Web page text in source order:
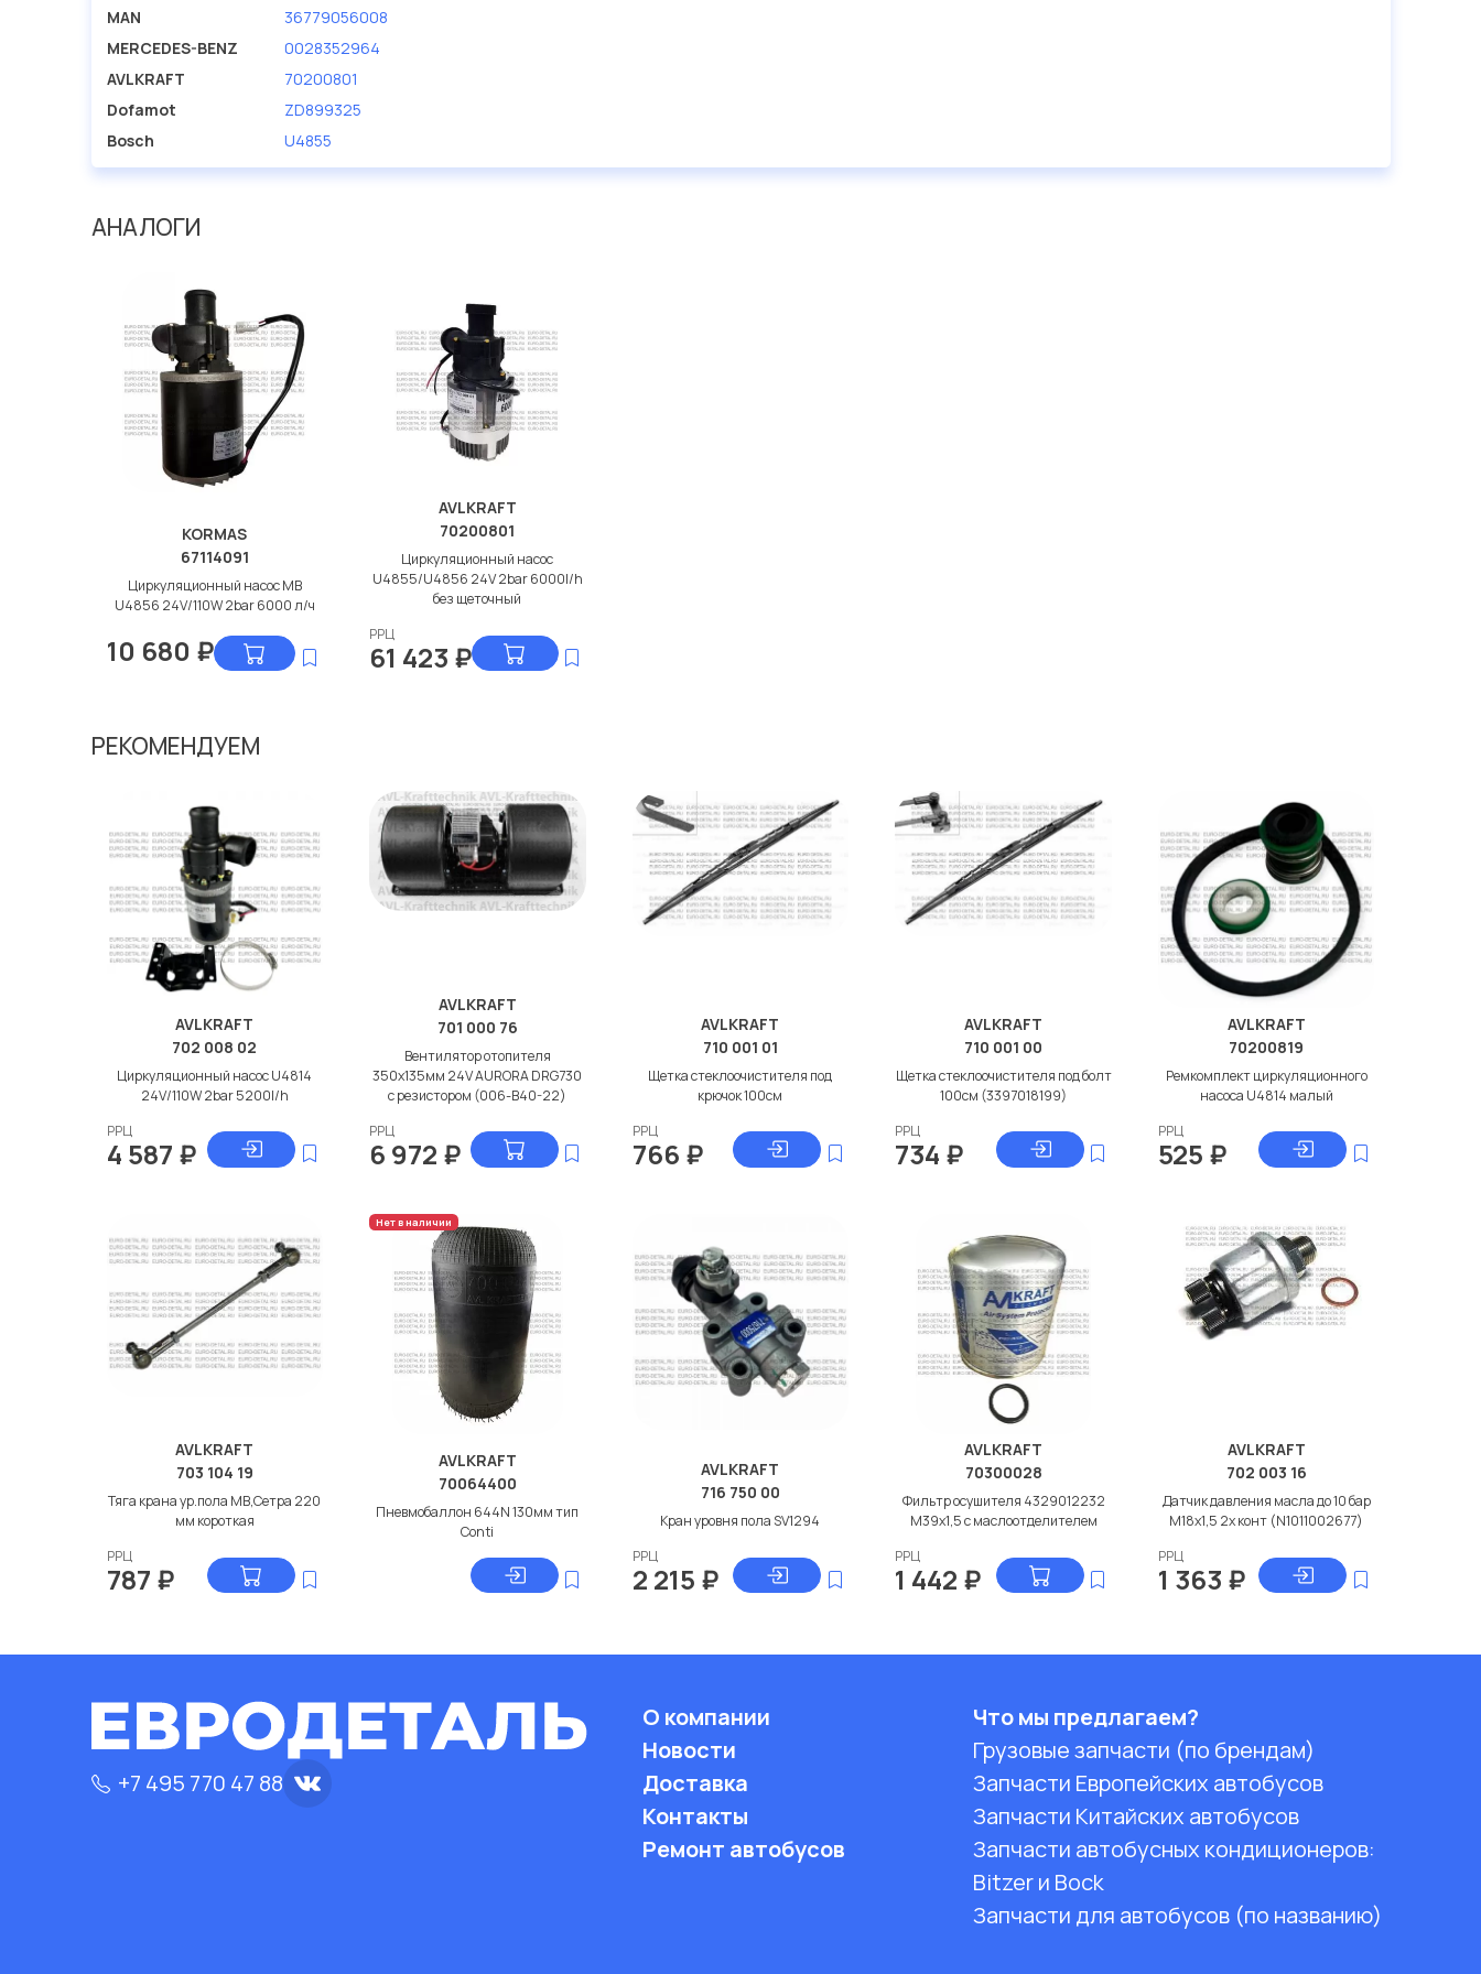
производителя AVLKRAFT.
MAN
36779056008
MERCEDES-BENZ
0028352964
AVLKRAFT
70200801
Dofamot
ZD899325
Bosch
U4855
АНАЛОГИ
KORMAS
67114091
Циркуляционный насос МВ
U4856 24V/110W 2bar 6000 л/ч
10 680 ₽
AVLKRAFT
70200801
Циркуляционный насос
U4855/U4856 24V 2bar 6000l/h
без щеточный
РРЦ
61 423 ₽
РЕКОМЕНДУЕМ
AVLKRAFT
702 008 02
Циркуляционный насос U4814
24V/110W 2bar 5200l/h
РРЦ
4 587 ₽
AVLKRAFT
701 000 76
Вентилятор отопителя
350x135мм 24V AURORA DRG730
с резистором (006-B40-22)
РРЦ
6 972 ₽
AVLKRAFT
710 001 01
Щетка стеклоочистителя под
крючок 100см
РРЦ
766 ₽
AVLKRAFT
710 001 00
Щетка стеклоочистителя под болт
100см (3397018199)
РРЦ
734 ₽
AVLKRAFT
70200819
Ремкомплект циркуляционного
насоса U4814 малый
РРЦ
525 ₽
AVLKRAFT
703 104 19
Тяга крана ур.пола МВ,Сетра 220
мм короткая
РРЦ
787 ₽
Нет в наличии
AVLKRAFT
70064400
Пневмобаллон 644N 130мм тип
Conti
AVLKRAFT
716 750 00
Кран уровня пола SV1294
РРЦ
2 215 ₽
AVLKRAFT
70300028
Фильтр осушителя 4329012232
M39x1,5 с маслоотделителем
РРЦ
1 442 ₽
AVLKRAFT
702 003 16
Датчик давления масла до 10 бар
M18x1,5 2х конт (N1011002677)
РРЦ
1 363 ₽
+7 495 770 47 88
О компании
Новости
Доставка
Контакты
Ремонт автобусов
Что мы предлагаем?
Грузовые запчасти (по брендам)
Запчасти Европейских автобусов
Запчасти Китайских автобусов
Запчасти автобусных кондиционеров:
Bitzer и Bock
Запчасти для автобусов (по названию)